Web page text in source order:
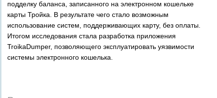
подделку баланса, записанного на электронном кошельке
карты Тройка. В результате чего стало возможным
использование систем, поддерживающих карту, без оплаты.
Итогом исследования стала разработка приложения
TroikaDumper, позволяющего эксплуатировать уязвимости
системы электронного кошелька.